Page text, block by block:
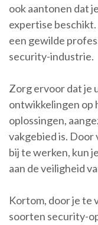
ook aantonen dat
expertise
een gewilde
security-industrie.
Zorg ervoor dat je
ontwikkelingen op
oplossingen,
vakgebied is.
bij te werken, kun
aan de veiligheid
Kortom, door je te
soorten security-